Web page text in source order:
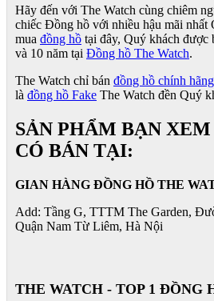
Hãy đến với The Watch cùng chiêm
chiếc Đồng hồ với nhiều hậu mãi
mua đồng hồ tại đây, Quý khách được
và 10 năm tại Đồng hồ The Watch.
The Watch chỉ bán đồng hồ chính hãng
là đồng hồ Fake The Watch đền Quý
SẢN PHẨM BẠN
CÓ BÁN TẠI:
GIAN HÀNG ĐỒNG HỒ THE
Add: Tầng G, TTTM The Garden,
Quận Nam Từ Liêm, Hà Nội
THE WATCH - TOP 1 ĐỒNG